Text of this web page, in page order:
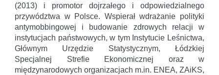
(2013) i promotor dojrzałego i odpowiedzialnego
przywództwa w Polsce. Wspierał wdrażanie polityki
antymobbingowej i budowanie zdrowych relacji w
instytucjach państwowych, w tym Instytucie Leśnictwa,
Głównym Urzędzie Statystycznym, Łódzkiej
Specjalnej Strefie Ekonomicznej oraz w
międzynarodowych organizacjach m.in. ENEA, ZAiKS,